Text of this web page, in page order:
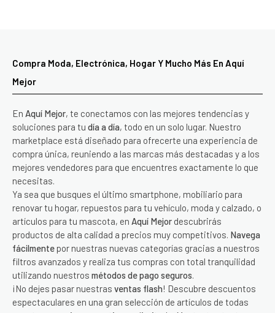
Compra Moda, Electrónica, Hogar Y Mucho Más En Aquí
Mejor
En Aquí Mejor, te conectamos con las mejores tendencias y
soluciones para tu día a día, todo en un solo lugar. Nuestro
marketplace está diseñado para ofrecerte una experiencia de
compra única, reuniendo a las marcas más destacadas y a los
mejores vendedores para que encuentres exactamente lo que
necesitas.
Ya sea que busques el último smartphone, mobiliario para
renovar tu hogar, repuestos para tu vehículo, moda y calzado, o
artículos para tu mascota, en Aquí Mejor descubrirás
productos de alta calidad a precios muy competitivos. Navega
fácilmente por nuestras nuevas categorías gracias a nuestros
filtros avanzados y realiza tus compras con total tranquilidad
utilizando nuestros métodos de pago seguros.
¡No dejes pasar nuestras ventas flash! Descubre descuentos
espectaculares en una gran selección de artículos de todas